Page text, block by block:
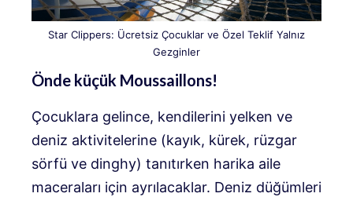
Star Clippers: Ücretsiz Çocuklar ve Özel Teklif Yalnız
Gezginler
Önde küçük Moussaillons!
Çocuklara gelince, kendilerini yelken ve
deniz aktivitelerine (kayık, kürek, rüzgar
sörfü ve dinghy) tanıtırken harika aile
maceraları için ayrılacaklar. Deniz düğümleri